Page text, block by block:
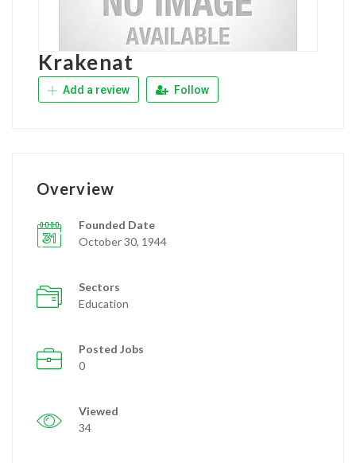
Krakenat
Add a review Follow
Overview
Founded Date
October 30, 1944
Sectors
Education
Posted Jobs
0
Viewed
34